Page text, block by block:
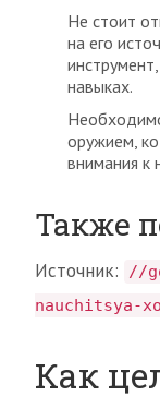
Не стоит
на его
навыках.
оружием,
внимания к
Также
Источник:
//
nauchitsya-
Как